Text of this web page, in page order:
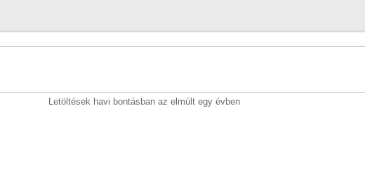
Letöltések havi bontásban az elmúlt egy évben